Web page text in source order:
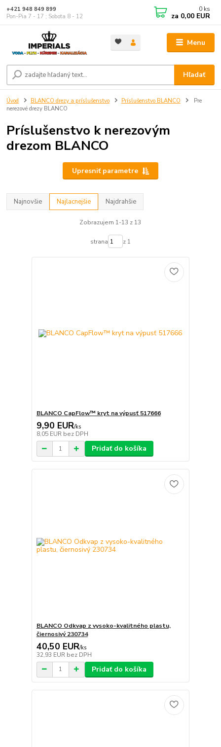
Menu
Hľadať
+421 948 849 899
Pon-Pia 7 - 17 ; Sobota 8 - 12
0 ks
za 0,00 EUR
Úvod BLANCO drezy a príslušenstvo Príslušenstvo BLANCO
Pre
nerezové drezy BLANCO
Príslušenstvo k nerezovým
drezom BLANCO
Upresniť parametre
Najnovšie Najlacnejšie Najdrahšie
Zobrazujem 1-13 z 13
strana z 1
BLANCO CapFlow™ kryt na výpusť 517666
9,90 EUR/ks
8,05 EUR bez DPH
Pridať do košíka
BLANCO Odkvap z vysoko-kvalitného plastu,
čiernosivý 230734
40,50 EUR/ks
32,93 EUR bez DPH
Pridať do košíka